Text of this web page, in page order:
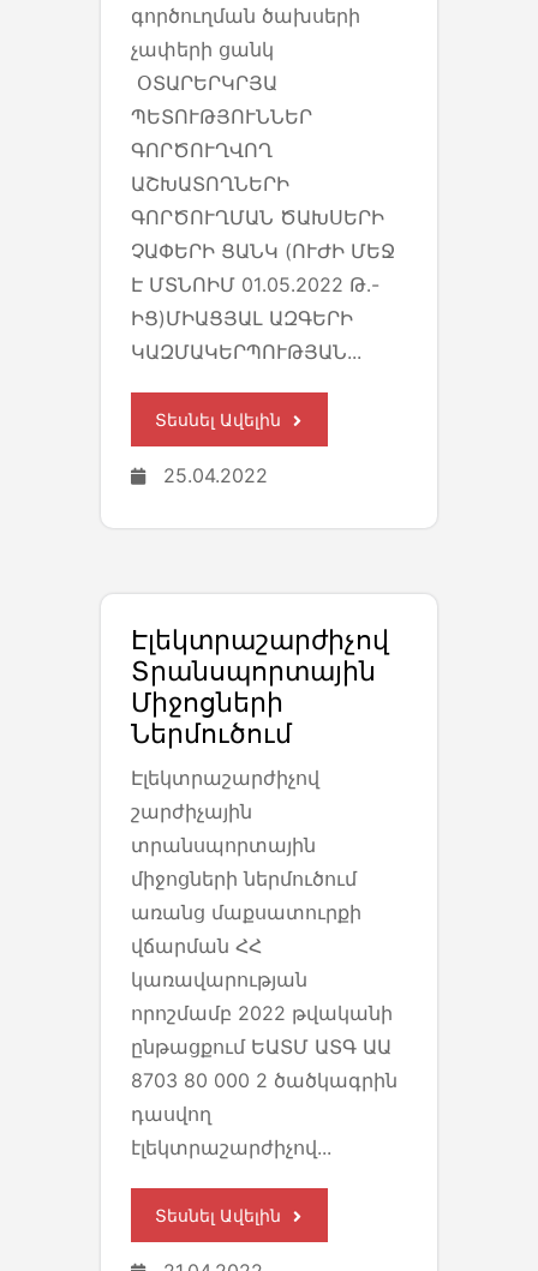
գործուղման ծախսերի
չափերի ցանկ
ՕՏԱՐԵՐԿՐՅԱ
ՊԵՏՈՒԹՅՈՒՆՆԵՐ
ԳՈՐԾՈՒՂՎՈՂ
ԱՇԽԱՏՈՂՆԵՐԻ
ԳՈՐԾՈՒՂՄԱՆ ԾԱԽՍԵՐԻ
ՉԱՓԵՐԻ ՑԱՆԿ (ՈՒԺԻ ՄԵՋ
Է ՄՏՆՈԻՄ 01․05․2022 Թ․-
ԻՑ)ՄԻԱՑՅԱԼ ԱԶԳԵՐԻ
ԿԱԶՄԱԿԵՐՊՈՒԹՅԱՆ...
Տեսնել Ավելին
25.04.2022
Էլեկտրաշարժիչով
Տրանսպորտային
Միջոցների
Ներմուծում
Էլեկտրաշարժիչով
շարժիչային
տրանսպորտային
միջոցների ներմուծում
առանց մաքսատուրքի
վճարման ՀՀ
կառավարության
որոշմամբ 2022 թվականի
ընթացքում ԵԱՏՄ ԱՏԳ ԱԱ
8703 80 000 2 ծածկագրին
դասվող
էլեկտրաշարժիչով...
Տեսնել Ավելին